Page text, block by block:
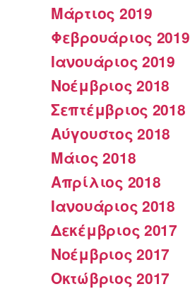
Μάρτιος 2019
Φεβρουάριος 2019
Ιανουάριος 2019
Νοέμβριος 2018
Σεπτέμβριος 2018
Αύγουστος 2018
Μάιος 2018
Απρίλιος 2018
Ιανουάριος 2018
Δεκέμβριος 2017
Νοέμβριος 2017
Οκτώβριος 2017